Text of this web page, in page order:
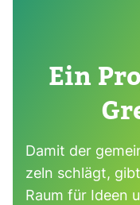
Ein
Damit der
zeln schlägt,
Raum für Ideen